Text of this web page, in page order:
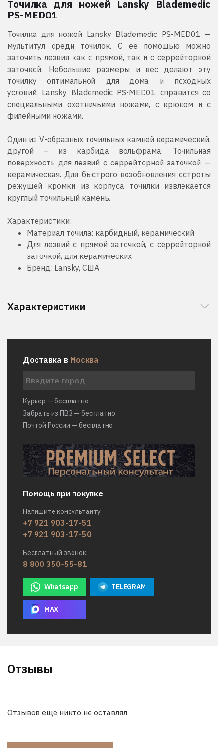
Точилка для ножей Lansky Blademedic
PS-MED01
Точилка для ножей Lansky Blademedic PS-MED01 —
мультитул среди точилок. С ее помощью можно
заточить лезвия как с прямой, так и с серрейторной
заточкой. Небольшие размеры и вес делают эту
точилку оптимальной для дома и походных
условий. Lansky Blademedic PS-MED01 справится со
специальными охотничьими ножами, с крюком и с
филейными ножами.
Один из V-образных точильных камней керамический,
другой – из карбида вольфрама. Точильная
поверхность для лезвий с серрейторной заточкой —
керамическая. Для быстрого возобновления остроты
режущей кромки из корпуса точилки извлекается
круглый точильный камень.
Характеристики:
Материал точила: карбидный, керамический
Для лезвий с прямой заточкой, с серрейторной
заточкой, для керамических
Бренд: Lansky, США
Характеристики
Доставка в Москва
Курьер — бесплатно
Забрать из ПВЗ — бесплатно
Почтой России — бесплатно
Помощь при покупке
Напишите консультанту
+7 921 903-17-51
+7 921 903-17-50
Бесплатный звонок
8 800 350-55-81
Whatsapp TELEGRAM
MAX
Отзывы
Отзывов еще никто не оставлял